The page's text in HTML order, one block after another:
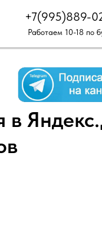
+7(995)889-
Работаем 10-18 по